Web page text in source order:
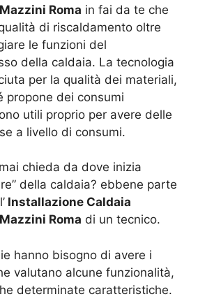
Roma in fai da te che
di riscaldamento oltre
le funzioni del
della caldaia. La tecnologia
per la qualità dei materiali,
propone dei consumi
utili proprio per avere delle
a livello di consumi.
chieda da dove inizia
della caldaia? ebbene parte
Installazione Caldaia
Roma di un tecnico.
hanno bisogno di avere i
valutano alcune funzionalità,
determinate caratteristiche.